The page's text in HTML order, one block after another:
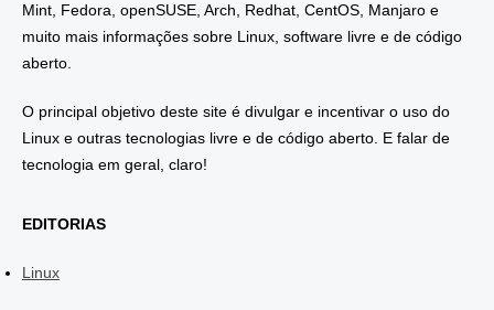
Mint, Fedora, openSUSE, Arch, Redhat, CentOS, Manjaro e
muito mais informações sobre Linux, software livre e de código
aberto.
O principal objetivo deste site é divulgar e incentivar o uso do
Linux e outras tecnologias livre e de código aberto. E falar de
tecnologia em geral, claro!
EDITORIAS
Linux